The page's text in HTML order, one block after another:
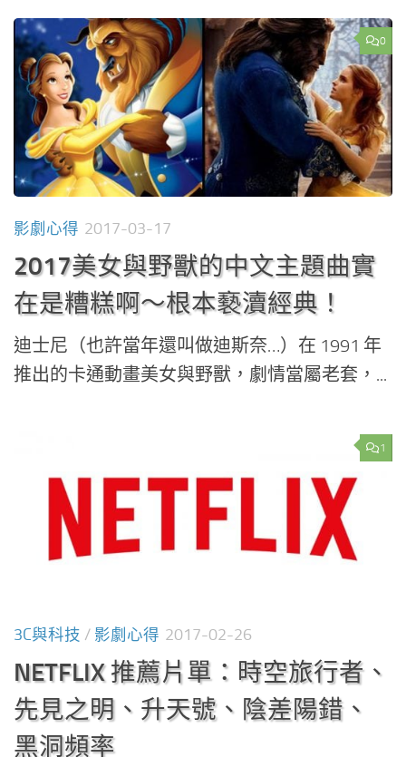
0
影劇心得 2017-03-17
2017美女與野獸的中文主題曲實
在是糟糕啊～根本褻瀆經典！
迪士尼（也許當年還叫做迪斯奈…）在 1991 年
推出的卡通動畫美女與野獸，劇情當屬老套，...
1
3C與科技 / 影劇心得 2017-02-26
NETFLIX 推薦片單：時空旅行者、
先見之明、升天號、陰差陽錯、
黑洞頻率